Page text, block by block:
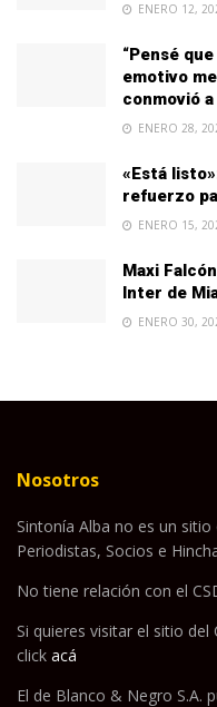
ENERO 12,
“Pensé
emotivo
conmovió
ENERO 28,
«Está
refuerzo
ENERO 15,
Maxi
Inter de
ENERO 30,
Nosotros
Sintonía Alba no es un
Periodistas, Socios e
No tiene relación con el
Si quieres visitar el sitio
click acá
El de Blanco & Negro S.A.